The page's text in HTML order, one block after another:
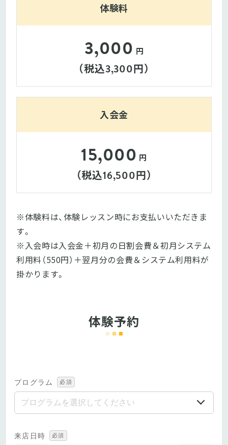
体験料
3,000 円
（税込3,300円）
入会金
15,000 円
（税込16,500円）
※体験料は、体験レッスン時にお支払いいただきま
す。
※入会時は入会金＋初月の日割会費＆初月システム
利用料（550円）＋翌月分の会費＆システム利用料が
掛かります。
体験予約